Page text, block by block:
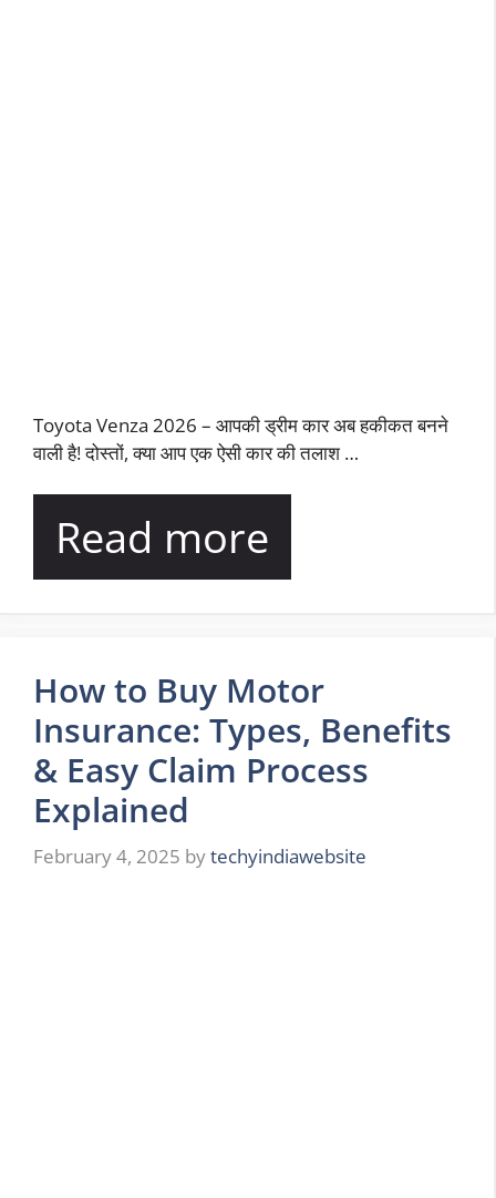
Toyota Venza 2026 – आपकी ड्रीम कार अब हकीकत बनने
वाली है! दोस्तों, क्या आप एक ऐसी कार की तलाश …
Read more
How to Buy Motor
Insurance: Types, Benefits
& Easy Claim Process
Explained
February 4, 2025 bytechyindiawebsite